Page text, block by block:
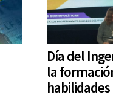
Día del
la